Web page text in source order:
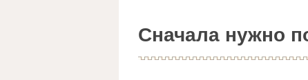
Сначала нужно